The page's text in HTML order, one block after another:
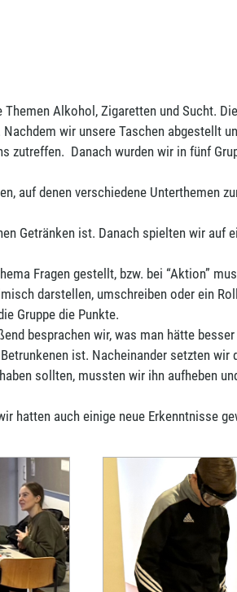
Alkohol, Zigaretten und Sucht.
wir unsere Taschen abgestellt
zutreffen. Danach wurden wir in fünf
auf denen verschiedene Unterthemen
Getränken ist. Danach spielten wir auf
Fragen gestellt, bzw. bei “Aktion”
darstellen, umschreiben oder ein
Gruppe die Punkte.
besprachen wir, was man hätte
ist. Nacheinander setzten wir
sollten, mussten wir ihn aufheben
hatten auch einige neue Erkenntnisse